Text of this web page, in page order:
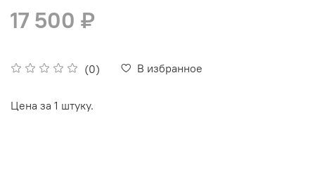
(0) В избранное
17 500 ₽
Цена за 1 штуку.